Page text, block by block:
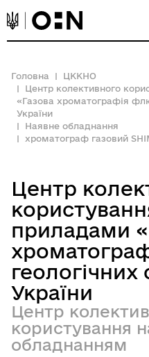
Головна
ЦККНО
Центр колективного
«Газова хроматографія
України
Наявне обладнання
хроматограф газовий
Центр
приладами
геологічних
України
Центр
користування
обладнанням